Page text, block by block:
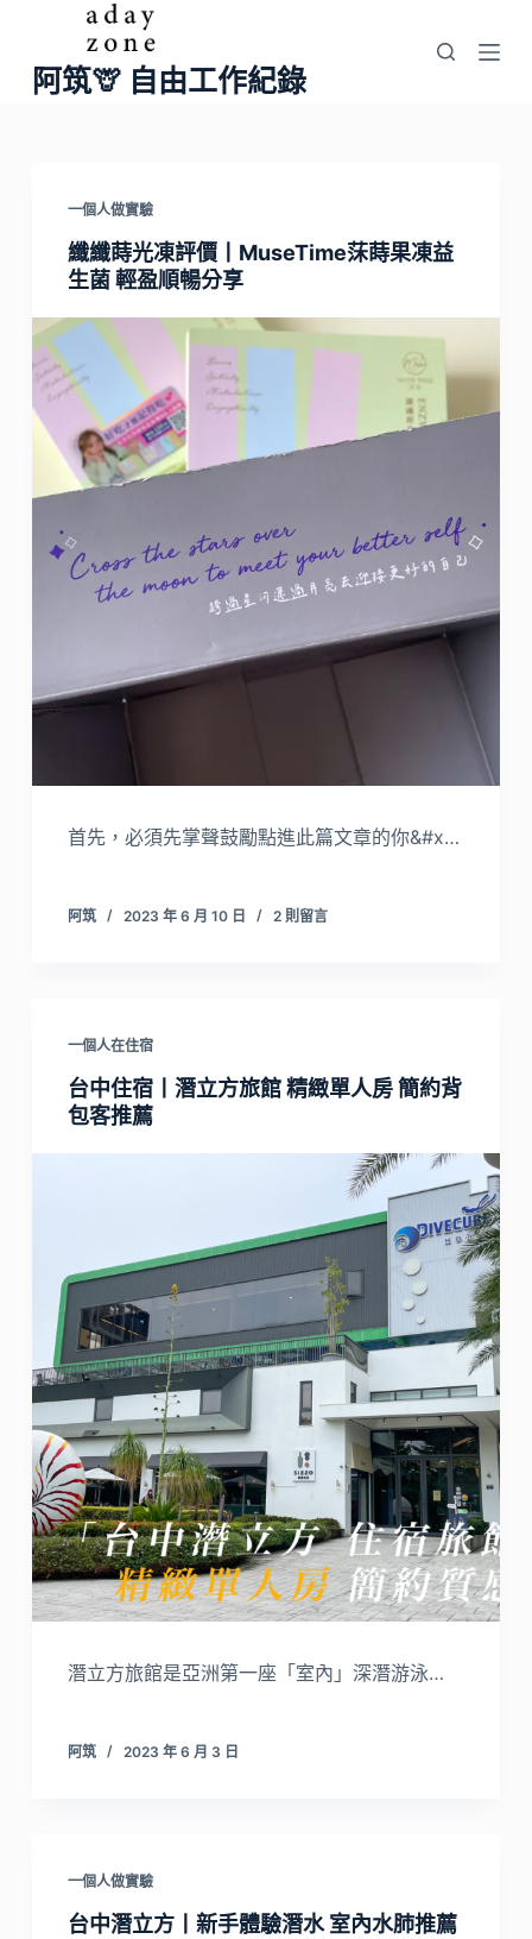
主阿筑🦒 自由工作紀錄
一個人做實驗
纖纖蒔光凍評價丨MuseTime莯蒔果凍益
生菌 輕盈順暢分享
首先，必須先掌聲鼓勵點進此篇文章的你&#x…
阿筑 2023 年 6 月 10 日 2 則留言
一個人在住宿
台中住宿丨潛立方旅館 精緻單人房 簡約背
包客推薦
潛立方旅館是亞洲第一座「室內」深潛游泳…
阿筑 2023 年 6 月 3 日
一個人做實驗
台中潛立方丨新手體驗潛水 室內水肺推薦